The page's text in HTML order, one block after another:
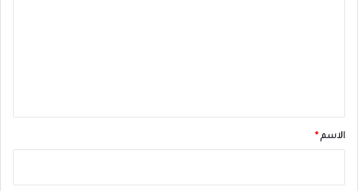
*الاسم *